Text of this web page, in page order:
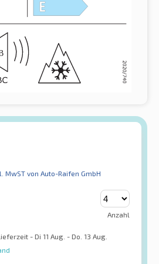
MwST von Auto-Raifen GmbH
Anzahl
- Di 11 Aug. - Do. 13 Aug.